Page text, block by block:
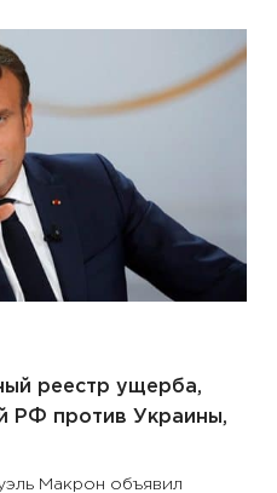
реестр ущерба,
РФ против Украины,
Макрон объявил